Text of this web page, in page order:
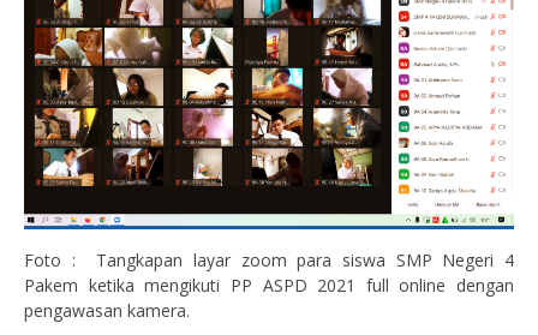
Foto : Tangkapan layar zoom para siswa SMP Negeri 4
Pakem ketika mengikuti PP ASPD 2021 full online dengan
pengawasan kamera.